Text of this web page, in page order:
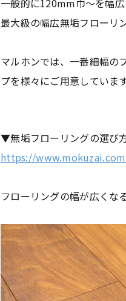
一般的に120mm巾～を幅
最大級の幅広無垢フローリ
マルホンでは、一番細幅の
プを様々にご用意しています
▼無垢フローリングの選
https://
フローリングの幅が広くな